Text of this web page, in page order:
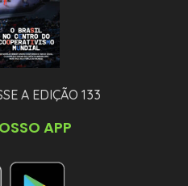
A EDIÇÃO 133
APP